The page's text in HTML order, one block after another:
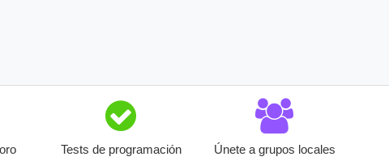
Tests de programación Únete a grupos locales